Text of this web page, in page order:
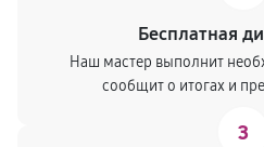
Бесплатная
Наш мастер выполнит
сообщит о итогах и
3